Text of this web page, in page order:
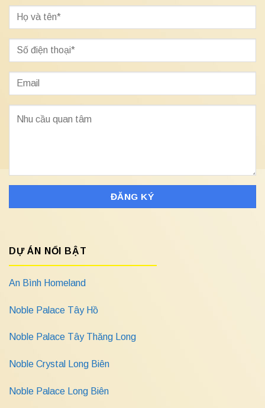
DỰ ÁN NỔI BẬT
An Bình Homeland
Noble Palace Tây Hồ
Noble Palace Tây Thăng Long
Noble Crystal Long Biên
Noble Palace Long Biên